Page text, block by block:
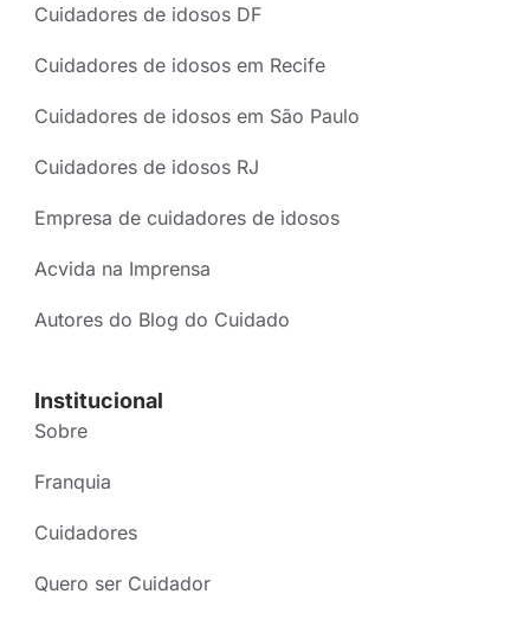
Cuidadores de idosos DF
Cuidadores de idosos em Recife
Cuidadores de idosos em São Paulo
Cuidadores de idosos RJ
Empresa de cuidadores de idosos
Acvida na Imprensa
Autores do Blog do Cuidado
Institucional
Sobre
Franquia
Cuidadores
Quero ser Cuidador